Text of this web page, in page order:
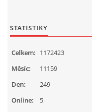
STATISTIKY
Online: 5
Celkem: 1172423
Měsíc:
11159
Den:
249